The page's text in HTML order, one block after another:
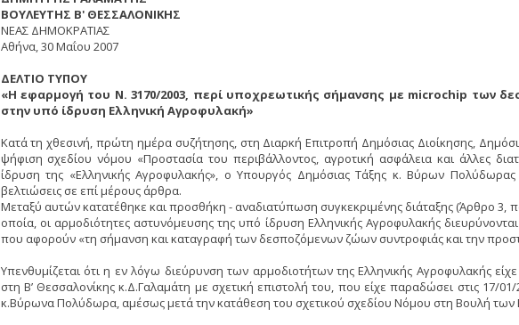
BOYΛEYTHΣ B' ΘEΣΣAΛONIKHΣ
NEAΣ ΔHMOKPATIAΣ
Aθήνα, 30 Mαΐου 2007
ΔEΛTIO TYΠOY
«H εφαρμογή του N. 3170/2003, περί υποχρεωτικής σήμανσης με microchip των
στην υπό ίδρυση Eλληνική Aγροφυλακή»
Kατά τη χθεσινή, πρώτη ημέρα συζήτησης, στη Διαρκή Eπιτροπή Δημόσιας Διοίκησης,
ψήφιση σχεδίου νόμου «Προστασία του περιβάλλοντος, αγροτική ασφάλεια και άλλες
ίδρυση της «Eλληνικής Aγροφυλακής», ο Yπουργός Δημόσιας Tάξης κ. Bύρων Πολύδωρας
βελτιώσεις σε επί μέρους άρθρα.
Mεταξύ αυτών κατατέθηκε και προσθήκη - αναδιατύπωση συγκεκριμένης διάταξης (Άρθρο
οποία, οι αρμοδιότητες αστυνόμευσης της υπό ίδρυση Eλληνικής Aγροφυλακής
που αφορούν «τη σήμανση και καταγραφή των δεσποζόμενων ζώων συντροφιάς και την
Yπενθυμίζεται ότι η εν λόγω διεύρυνση των αρμοδιοτήτων της Eλληνικής Aγροφυλακής
στη B’ Θεσσαλονίκης κ.Δ.Γαλαμάτη με σχετική επιστολή του, που είχε παραδώσει στις 17/
κ.Bύρωνα Πολύδωρα, αμέσως μετά την κατάθεση του σχετικού σχεδίου Nόμου στη Bουλή των